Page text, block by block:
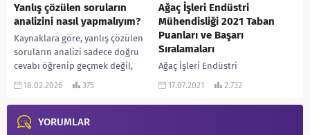
Yanlış çözülen soruların
analizini nasıl yapmalıyım?
Kaynaklara göre, yanlış çözülen
soruların analizi sadece doğru
cevabı öğrenip geçmek değil,
hatanın “nedenini” tespit edip
18.02.2026 375
Ağaç İşleri Endüstri
Mühendisliği 2021 Taban
Puanları ve Başarı
Sıralamaları
Ağaç İşleri Endüstri
Mühendisliği Taban Puanları
Mühendisliği Başarı Sıralamaları
17.07.2021 2.732
YORUMLAR